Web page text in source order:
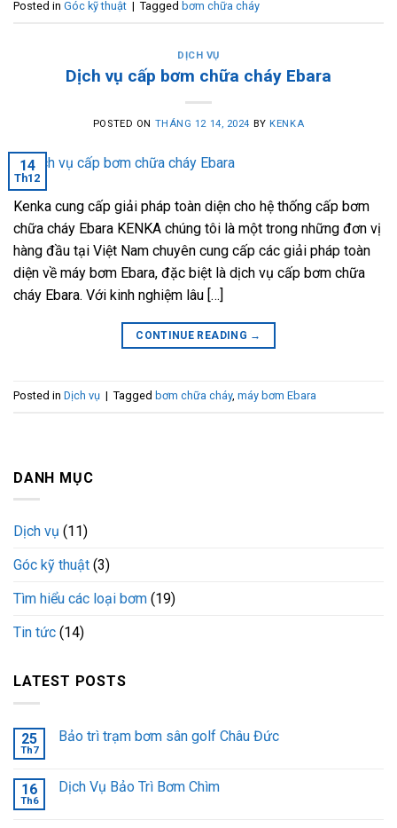
Posted in Góc kỹ thuật | Tagged bơm chữa cháy
DỊCH VỤ
Dịch vụ cấp bơm chữa cháy Ebara
POSTED ON THÁNG 12 14, 2024 BY KENKA
14
Th12
Kenka cung cấp giải pháp toàn diện cho hệ thống cấp bơm
chữa cháy Ebara KENKA chúng tôi là một trong những đơn vị
hàng đầu tại Việt Nam chuyên cung cấp các giải pháp toàn
diện về máy bơm Ebara, đặc biệt là dịch vụ cấp bơm chữa
cháy Ebara. Với kinh nghiệm lâu […]
CONTINUE READING →
Posted in Dịch vụ | Tagged bơm chữa cháy, máy bơm Ebara
DANH MỤC
Dịch vụ (11)
Góc kỹ thuật (3)
Tìm hiểu các loại bơm (19)
Tin tức (14)
LATEST POSTS
25
Th7
Bảo trì trạm bơm sân golf Châu Đức
16
Th6
Dịch Vụ Bảo Trì Bơm Chìm